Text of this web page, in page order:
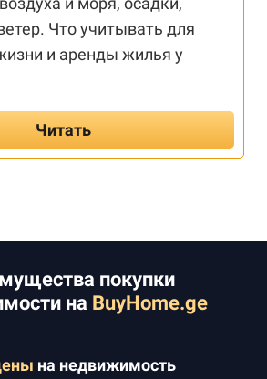
Что учитывать для
и аренды жилья у
Читать
покупки
на BuyHome.ge
на недвижимость